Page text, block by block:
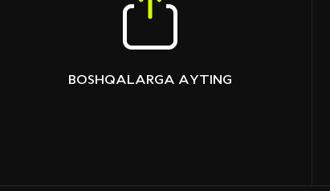
BOSHQALARGA AYTING